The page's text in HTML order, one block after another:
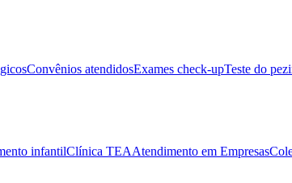
Convênios atendidosExames check-upTeste do
infantilClínica TEAAtendimento em Empresas